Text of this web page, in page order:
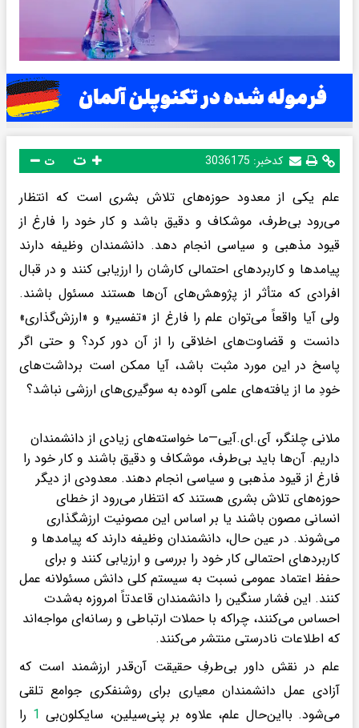
کدخبر: 3036175 ت
علم یکی از معدود حوزه‌های تلاش بشری است که انتظار
می‌رود بی‌طرف، موشکاف و دقیق باشد و کار خود را فارغ از
قیود مذهبی و سیاسی انجام دهد. دانشمندان وظیفه دارند
پیامدها و کاربردهای احتمالی کارشان را ارزیابی کنند و در قبال
افرادی که متأثر از پژوهش‌های آن‌ها هستند مسئول باشند.
ولی آیا واقعاً می‌توان علم را فارغ از «تفسیر» و «ارزش‌گذاری»
دانست و قضاوت‌های اخلاقی را از آن دور کرد؟ و حتی اگر
پاسخ در این مورد مثبت باشد، آیا ممکن است برداشت‌های
خودِ ما از یافته‌های علمی آلوده به سوگیری‌‌های ارزشی نباشد؟
ملانی چلنگر، آی.ای.آیی—ما خواسته‌های زیادی از دانشمندان
داریم. آن‌ها باید بی‌طرف، موشکاف و دقیق باشند و کار خود را
فارغ از قیود مذهبی و سیاسی انجام دهند. معدودی از دیگر
حوزه‌های تلاش بشری هستند که انتظار می‌رود از خطای
انسانی مصون باشند یا بر اساس این مصونیت ارزشگذاری
می‌شوند. در عین حال، دانشمندان وظیفه دارند که پیامدها و
کاربردهای احتمالی کار خود را بررسی و ارزیابی کنند و برای
حفظ اعتماد عمومی نسبت به سیستم کلی دانش مسئولانه عمل
کنند. این فشار سنگین را دانشمندان قاعدتاً امروزه به‌شدت
احساس می‌کنند، چراکه با حملات ارتباطی و رسانه‌ای مواجه‌اند
که اطلاعات نادرستی منتشر می‌کنند.
علم در نقش داور بی‌طرفِ حقیقت آن‌قدر ارزشمند است که
آزادی عمل دانشمندان معیاری برای روشنفکری جوامع تلقی
می‌شود. بااین‌حال علم، علاوه بر پنی‌سیلین، سایکلون‌بی 1 را